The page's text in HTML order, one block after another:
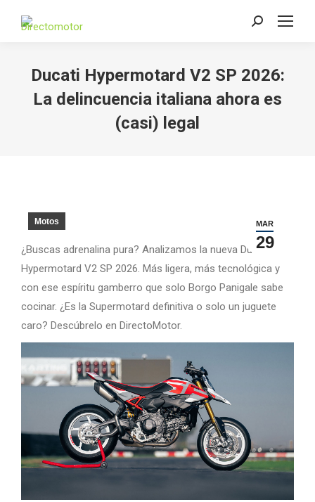
Search:
Ducati Hypermotard V2 SP 2026:
La delincuencia italiana ahora es
(casi) legal
MAR
29
Motos
¿Buscas adrenalina pura? Analizamos la nueva Ducati
Hypermotard V2 SP 2026. Más ligera, más tecnológica y
con ese espíritu gamberro que solo Borgo Panigale sabe
cocinar. ¿Es la Supermotard definitiva o solo un juguete
caro? Descúbrelo en DirectoMotor.